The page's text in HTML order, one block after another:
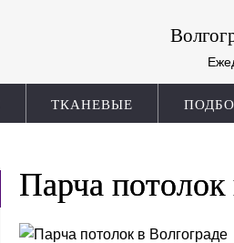
ТКАНЕВЫЕ
Парча потолок